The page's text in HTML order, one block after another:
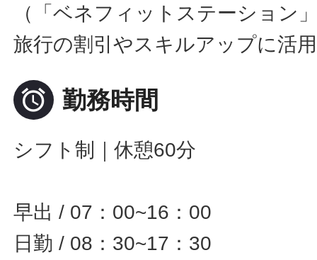
（「ベネフィットステーション
旅行の割引やスキルアップに活
 勤務時間
シフト制｜休憩60分
早出 / 07：00~16：00
日勤 / 08：30~17：30